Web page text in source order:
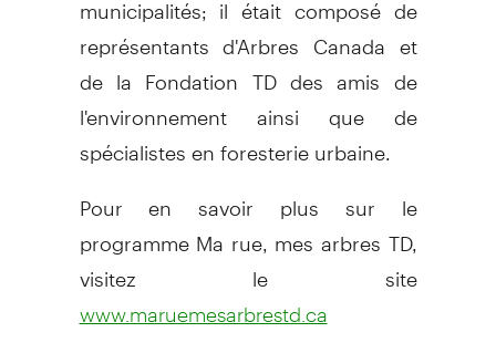
représentants d'Arbres Canada et
de la Fondation TD des amis de
l'environnement ainsi que de
spécialistes en foresterie urbaine.
Pour en savoir plus sur le
programme Ma rue, mes arbres TD,
visitez le site
www.maruemesarbrestd.ca